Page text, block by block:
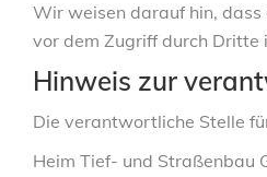
Wir weisen darauf hin, dass
vor dem Zugriff durch Dritte
Hinweis zur
Die verantwortliche Stelle
Heim Tief- und Straßenbau